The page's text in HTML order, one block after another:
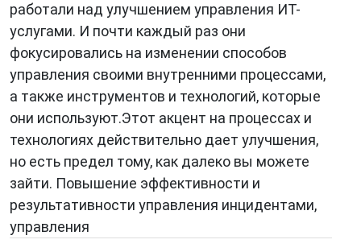
работали над улучшением управления ИТ-
услугами. И почти каждый раз они
фокусировались на изменении способов
управления своими внутренними процессами,
а также инструментов и технологий, которые
они используют.Этот акцент на процессах и
технологиях действительно дает улучшения,
но есть предел тому, как далеко вы можете
зайти. Повышение эффективности и
результативности управления инцидентами,
управления